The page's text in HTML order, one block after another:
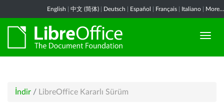
English 中文 (简体) Deutsch Español Français Italiano More...
İndir / LibreOffice Kararlı Sürüm